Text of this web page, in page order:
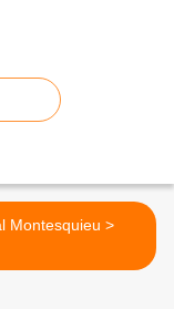
Trial Montesquieu >